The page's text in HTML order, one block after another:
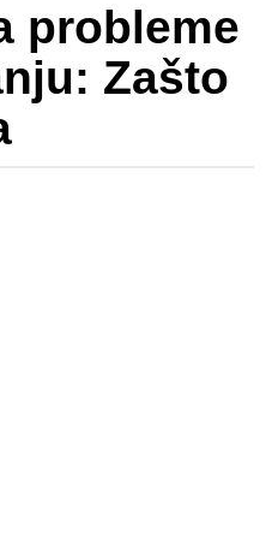
probleme
Zašto